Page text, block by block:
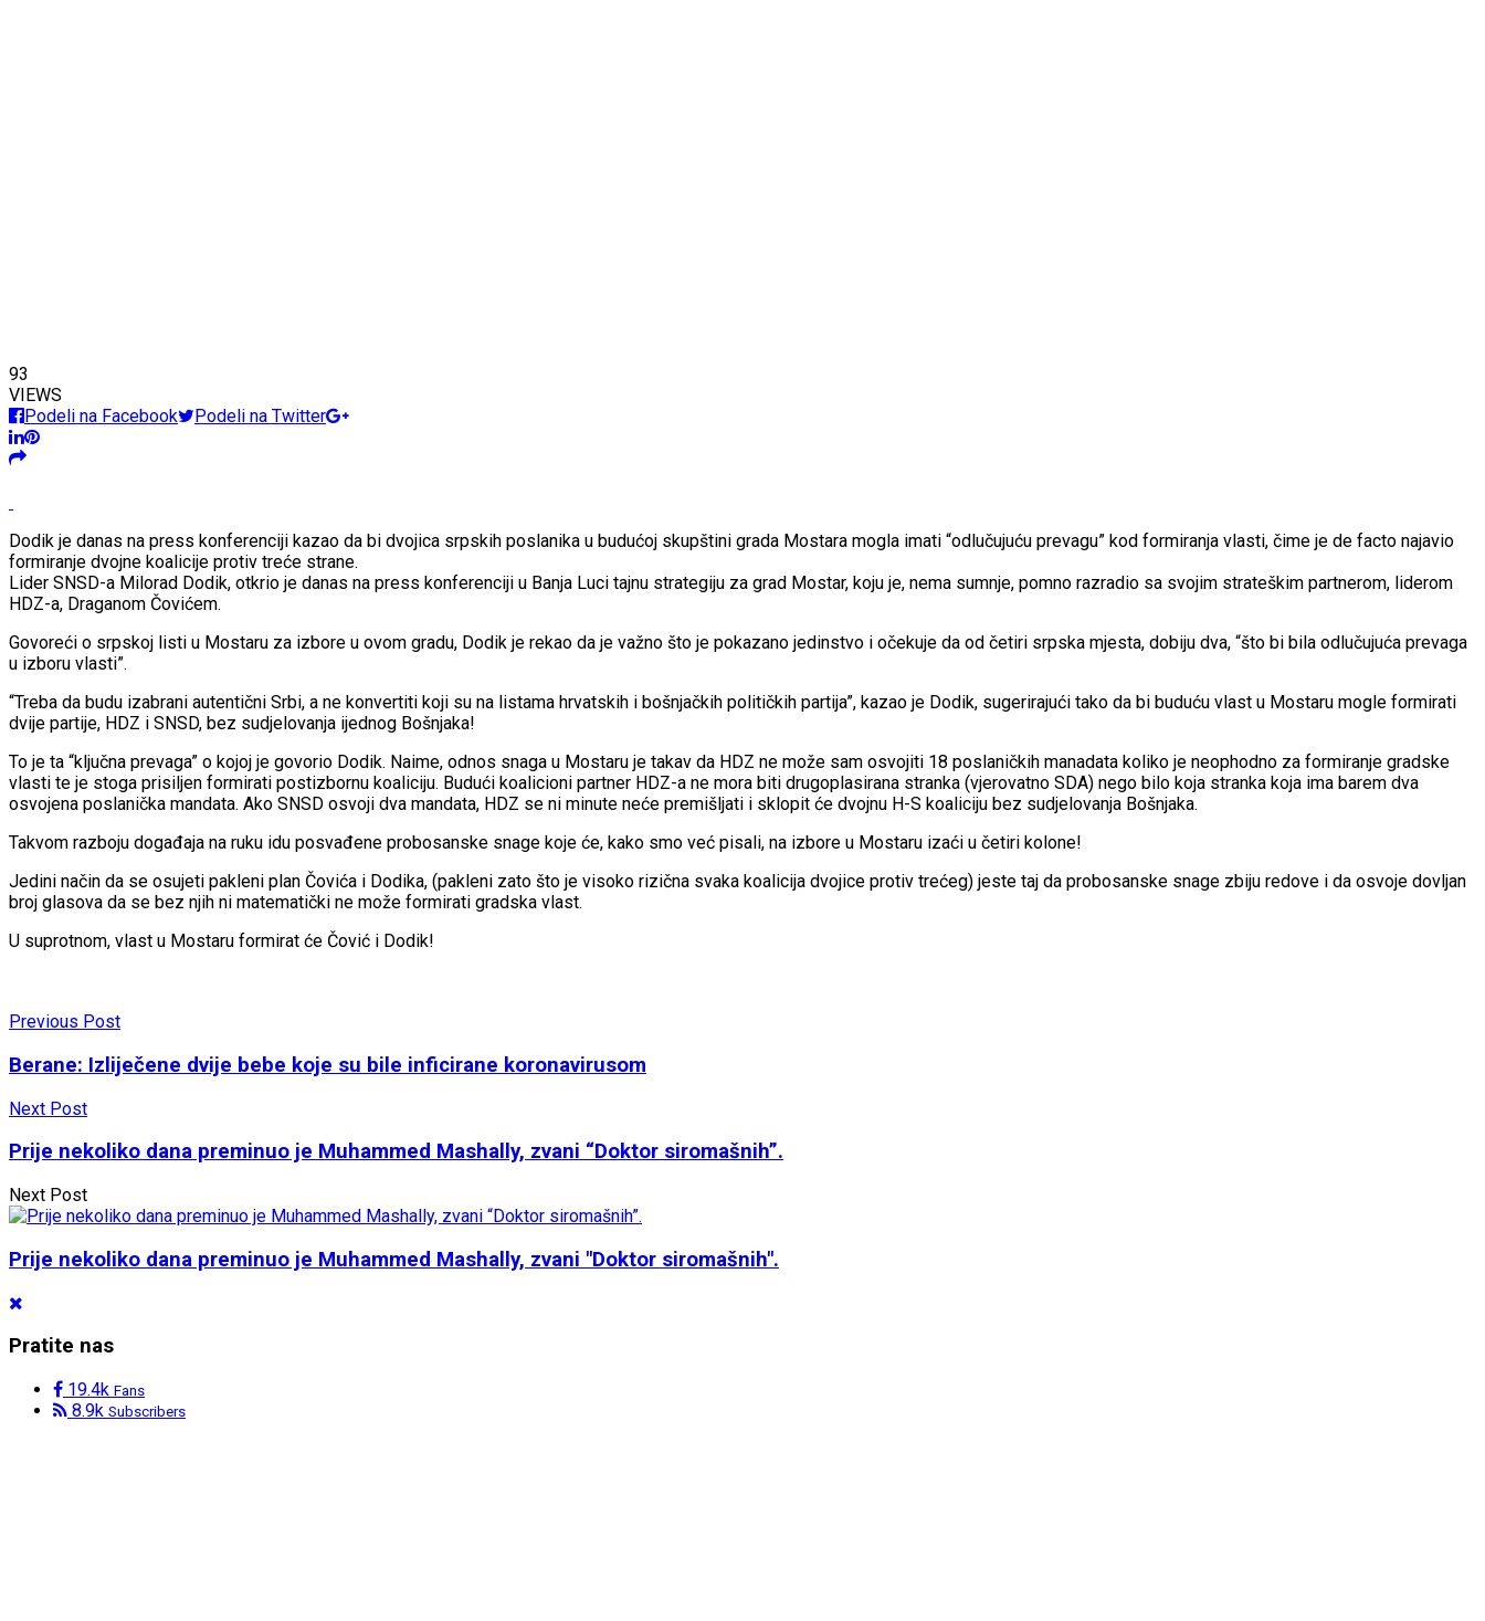
93
VIEWS
Podeli na Facebook
Podeli na Twitter
Dodik je danas na press konferenciji kazao da bi dvojica srpskih poslanika u budućoj skupštini grada Mostara mogla imati “odlučujuću prevagu” kod formiranja vlasti, čime je de facto najavio
formiranje dvojne koalicije protiv treće strane.
Lider SNSD-a Milorad Dodik, otkrio je danas na press konferenciji u Banja Luci tajnu strategiju za grad Mostar, koju je, nema sumnje, pomno razradio sa svojim strateškim partnerom, liderom
HDZ-a, Draganom Čovićem.
Govoreći o srpskoj listi u Mostaru za izbore u ovom gradu, Dodik je rekao da je važno što je pokazano jedinstvo i očekuje da od četiri srpska mjesta, dobiju dva, “što bi bila odlučujuća prevaga
u izboru vlasti”.
“Treba da budu izabrani autentični Srbi, a ne konvertiti koji su na listama hrvatskih i bošnjačkih političkih partija”, kazao je Dodik, sugerirajući tako da bi buduću vlast u Mostaru mogle formirati
dvije partije, HDZ i SNSD, bez sudjelovanja ijednog Bošnjaka!
To je ta “ključna prevaga” o kojoj je govorio Dodik. Naime, odnos snaga u Mostaru je takav da HDZ ne može sam osvojiti 18 poslaničkih manadata koliko je neophodno za formiranje gradske
vlasti te je stoga prisiljen formirati postizbornu koaliciju. Budući koalicioni partner HDZ-a ne mora biti drugoplasirana stranka (vjerovatno SDA) nego bilo koja stranka koja ima barem dva
osvojena poslanička mandata. Ako SNSD osvoji dva mandata, HDZ se ni minute neće premišljati i sklopit će dvojnu H-S koaliciju bez sudjelovanja Bošnjaka.
Takvom razboju događaja na ruku idu posvađene probosanske snage koje će, kako smo već pisali, na izbore u Mostaru izaći u četiri kolone!
Jedini način da se osujeti pakleni plan Čovića i Dodika, (pakleni zato što je visoko rizična svaka koalicija dvojice protiv trećeg) jeste taj da probosanske snage zbiju redove i da osvoje dovljan
broj glasova da se bez njih ni matematički ne može formirati gradska vlast.
U suprotnom, vlast u Mostaru formirat će Čović i Dodik!
Previous Post
Berane: Izliječene dvije bebe koje su bile inficirane koronavirusom
Next Post
Prije nekoliko dana preminuo je Muhammed Mashally, zvani “Doktor siromašnih”.
Next Post
Prije nekoliko dana preminuo je Muhammed Mashally, zvani "Doktor siromašnih".
Pratite nas
19.4k Fans
8.9k Subscribers